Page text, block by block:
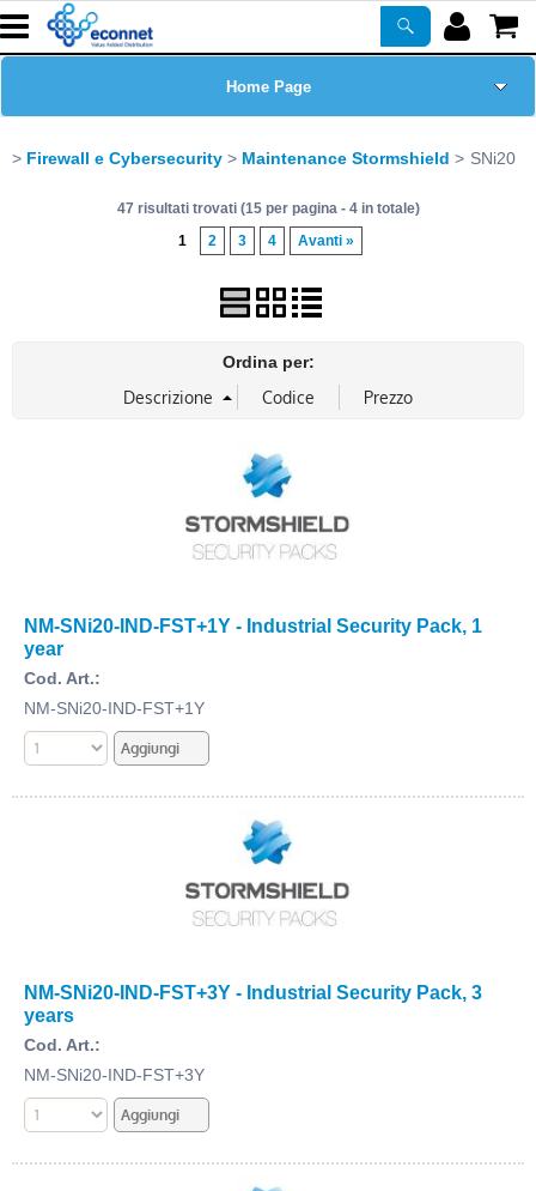
Home Page
Prodotti
Certificazioni
Newsletter
PROMO ATTIVE
Firewall e Cybersecurity Maintenance Stormshield SNi20
47 risultati trovati (15 per pagina - 4 in totale)
1
2 3 4 Avanti »
Ordina per:
NM-SNi20-IND-FST+1Y - Industrial Security Pack, 1
year
Cod. Art.:
NM-SNi20-IND-FST+1Y
NM-SNi20-IND-FST+3Y - Industrial Security Pack, 3
years
Cod. Art.:
NM-SNi20-IND-FST+3Y